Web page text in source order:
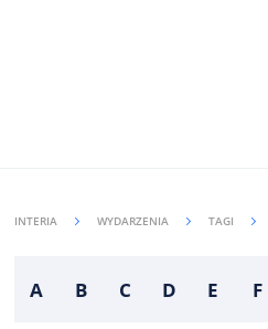
INTERIA WYDARZENIA TAGI
A B C D E F